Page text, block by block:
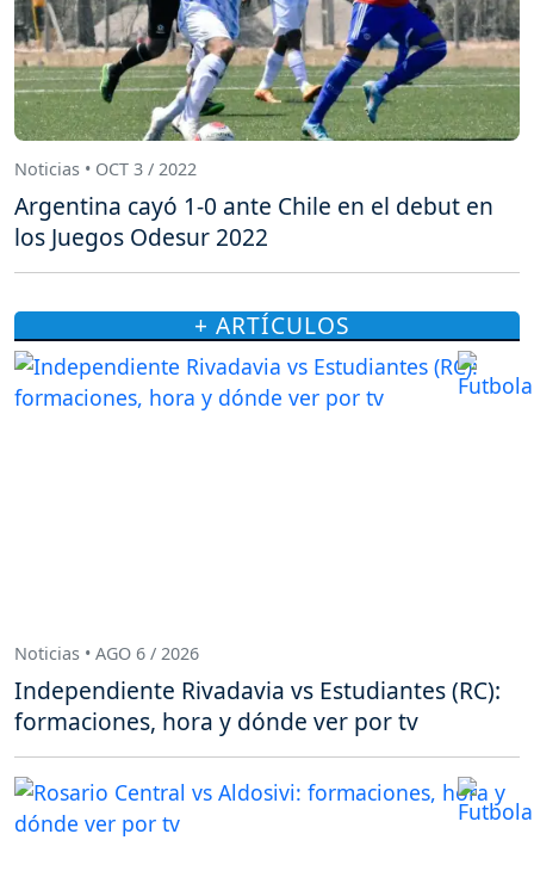
Noticias • OCT 3 / 2022
Argentina cayó 1-0 ante Chile en el debut en
los Juegos Odesur 2022
+ ARTÍCULOS
Noticias • AGO 6 / 2026
Independiente Rivadavia vs Estudiantes (RC):
formaciones, hora y dónde ver por tv